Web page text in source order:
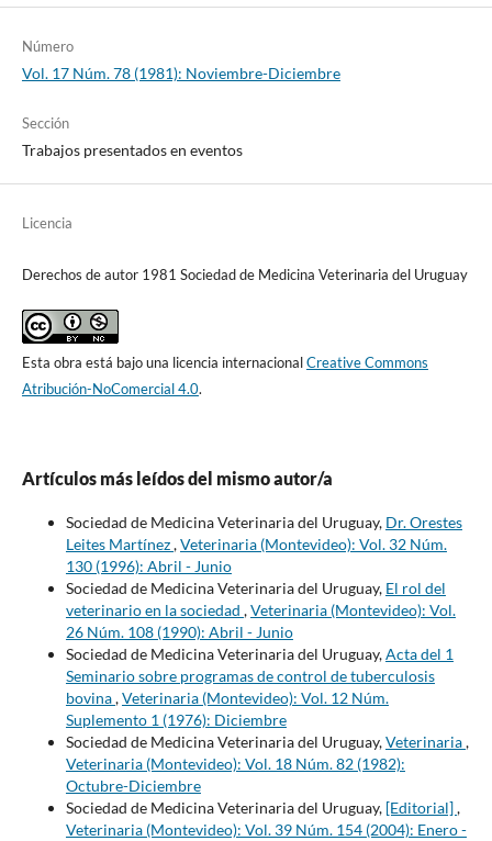
Número
Vol. 17 Núm. 78 (1981): Noviembre-Diciembre
Sección
Trabajos presentados en eventos
Licencia
Derechos de autor 1981 Sociedad de Medicina Veterinaria del Uruguay
Esta obra está bajo una licencia internacionalCreative Commons
Atribución-NoComercial 4.0.
Artículos más leídos del mismo autor/a
Sociedad de Medicina Veterinaria del Uruguay, Dr. Orestes
Leites Martínez,Veterinaria (Montevideo): Vol. 32 Núm.
130 (1996): Abril - Junio
Sociedad de Medicina Veterinaria del Uruguay, El rol del
veterinario en la sociedad ,Veterinaria (Montevideo): Vol.
26 Núm. 108 (1990): Abril - Junio
Sociedad de Medicina Veterinaria del Uruguay,Acta del 1
Seminario sobre programas de control de tuberculosis
bovina,Veterinaria (Montevideo): Vol. 12 Núm.
Suplemento 1 (1976): Diciembre
Sociedad de Medicina Veterinaria del Uruguay,Veterinaria,
Veterinaria (Montevideo): Vol. 18 Núm. 82 (1982):
Octubre-Diciembre
Sociedad de Medicina Veterinaria del Uruguay, [Editorial],
Veterinaria (Montevideo): Vol. 39 Núm. 154 (2004): Enero -